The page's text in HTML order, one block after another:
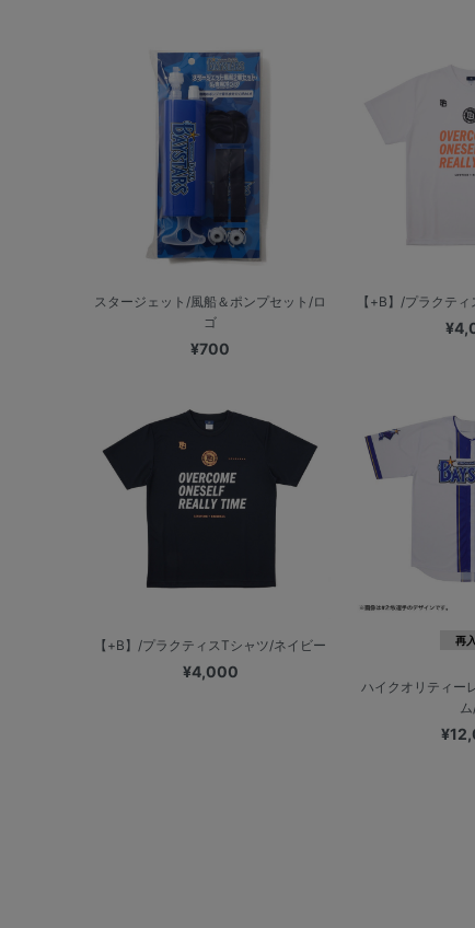
スタージェット/風船＆ポンプセット/ロ
ゴ
¥700
【+B】/プラクテ
【+B】/プラクティスTシャツ/ネイビー
¥4,000
再
ハイクオリティー